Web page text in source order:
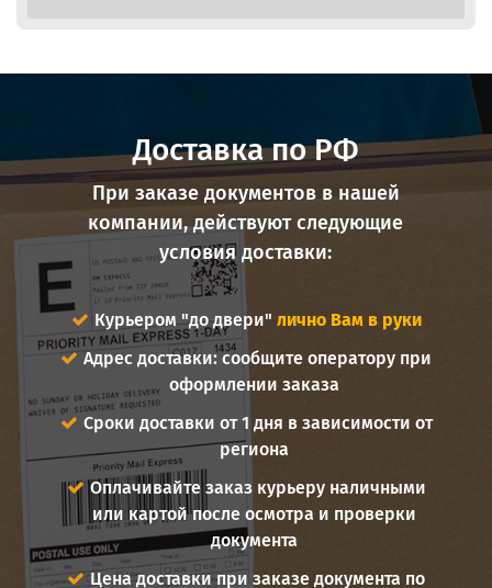
Доставка по РФ
При заказе документов в нашей
компании, действуют следующие
условия доставки:
Курьером "до двери" лично Вам в руки
Адрес доставки: сообщите оператору при
оформлении заказа
Сроки доставки от 1 дня в зависимости от
региона
Оплачивайте заказ курьеру наличными
или картой после осмотра и проверки
документа
Цена доставки при заказе документа по